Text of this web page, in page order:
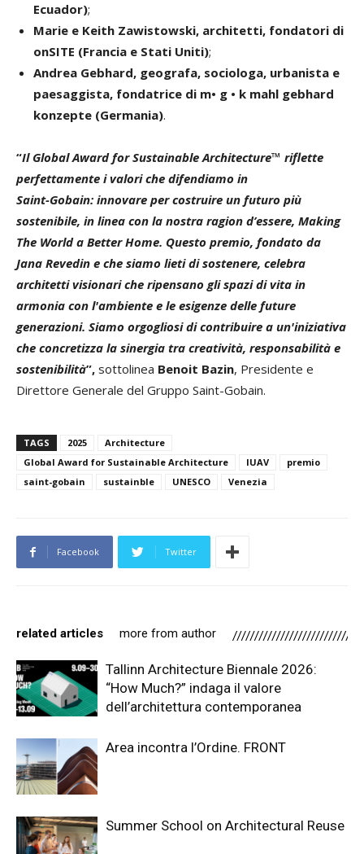
Ecuador);
Marie e Keith Zawistowski, architetti, fondatori di
onSITE (Francia e Stati Uniti);
Andrea Gebhard, geografa, sociologa, urbanista e
paesaggista, fondatrice di m• g • k mahl gebhard
konzepte (Germania).
“Il Global Award for Sustainable Architecture™ riflette
perfettamente i valori che difendiamo in
Saint-Gobain: innovare per costruire un futuro più
sostenibile, in linea con la nostra ragion d’essere, Making
The World a Better Home. Questo premio, fondato da
Jana Revedin e che siamo lieti di sostenere, celebra
architetti visionari che ripensano gli spazi di vita in
armonia con l'ambiente e le esigenze delle future
generazioni. Siamo orgogliosi di contribuire a un'iniziativa
che concretizza la sinergia tra creatività, responsabilità e
sostenibilità”, sottolinea Benoit Bazin, Presidente e
Direttore Generale del Gruppo Saint-Gobain.
TAGS 2025
Architecture
Global Award for Sustainable Architecture
IUAV
premio
saint-gobain
sustainble UNESCO Venezia
Facebook Twitter
related articles more from author
Tallinn Architecture Biennale 2026:
“How Much?” indaga il valore
dell’architettura contemporanea
Area incontra l’Ordine. FRONT
Summer School on Architectural Reuse